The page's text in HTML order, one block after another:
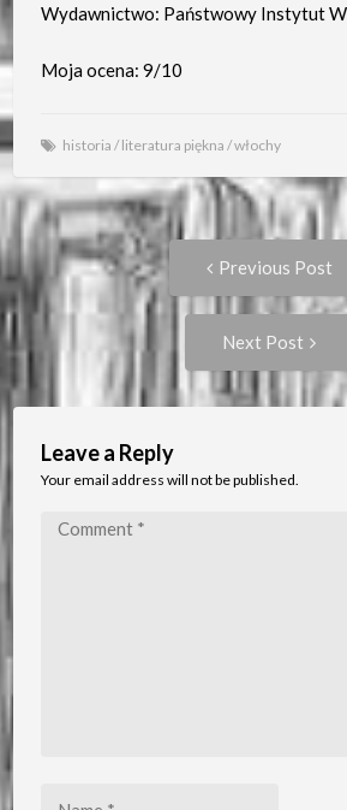
Wydawnictwo: Państwowy Instytut
Moja ocena: 9/10
historia /literatura piękna /włochy
Post
navigation
Previous Post
Next Post
Leave a Reply
Your email address will not be published.
Comment